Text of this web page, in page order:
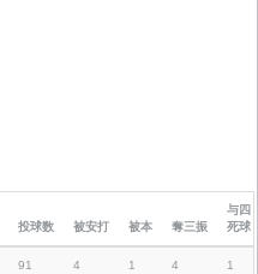
投球数 被安打 被本 奪三振
与四
死球
91 4 1 4 1